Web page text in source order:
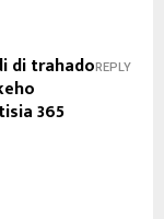
di trahado
365
REPLY